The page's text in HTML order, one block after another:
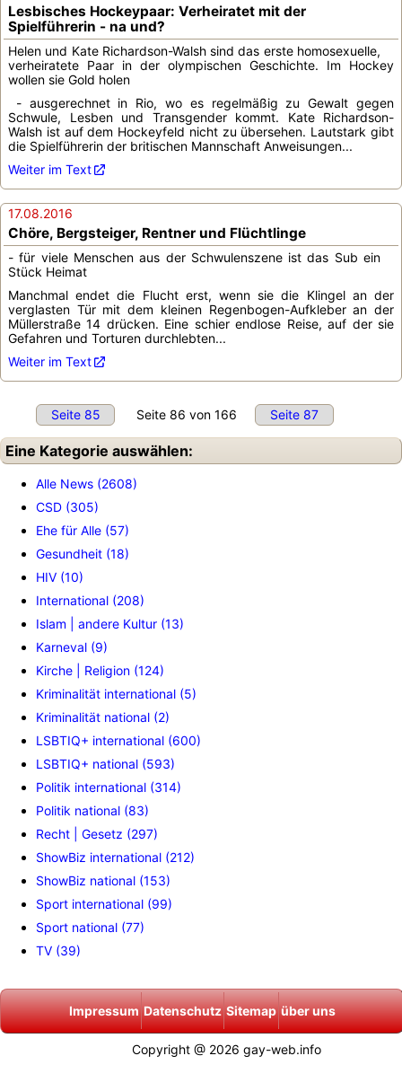
Lesbisches Hockeypaar: Verheiratet mit der
Spielführerin - na und?
Helen und Kate Richardson-Walsh sind das erste homosexuelle,
verheiratete Paar in der olympischen Geschichte. Im Hockey
wollen sie Gold holen
- ausgerechnet in Rio, wo es regelmäßig zu Gewalt gegen
Schwule, Lesben und Transgender kommt. Kate Richardson-
Walsh ist auf dem Hockeyfeld nicht zu übersehen. Lautstark gibt
die Spielführerin der britischen Mannschaft Anweisungen...
Weiter im Text
17.08.2016
Chöre, Bergsteiger, Rentner und Flüchtlinge
- für viele Menschen aus der Schwulenszene ist das Sub ein
Stück Heimat
Manchmal endet die Flucht erst, wenn sie die Klingel an der
verglasten Tür mit dem kleinen Regenbogen-Aufkleber an der
Müllerstraße 14 drücken. Eine schier endlose Reise, auf der sie
Gefahren und Torturen durchlebten...
Weiter im Text
Seite 85 Seite 86 von 166 Seite 87
Eine Kategorie auswählen:
Alle News (2608)
CSD (305)
Ehe für Alle (57)
Gesundheit (18)
HIV (10)
International (208)
Islam | andere Kultur (13)
Karneval (9)
Kirche | Religion (124)
Kriminalität international (5)
Kriminalität national (2)
LSBTIQ+ international (600)
LSBTIQ+ national (593)
Politik international (314)
Politik national (83)
Recht | Gesetz (297)
ShowBiz international (212)
ShowBiz national (153)
Sport international (99)
Sport national (77)
TV (39)
Impressum Datenschutz Sitemap über uns
Copyright @ 2026 gay-web.info